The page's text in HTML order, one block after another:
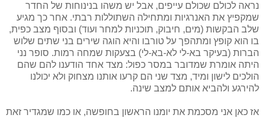
נראה לכולם שכולם עייפים, אבל יש משהו בנינוחות של החדר
שמקפיץ את האנרגיות ומתחילה השתוללות רבתי. אחר כך מגיע
שלב הבקשות (מים, חיבוק, תוכניות למחר ועוד) ובסוף מצב כפית,
בו הוא קופץ ומתהפך על טורבו והיא הוגה שירים בני שתים שלוש
הברות (בעיקר בא-לי לא-בא-לי) בצעקות שמחה רמות. סופר נני
היתה אומרת שמדובר במסר כפול: מצד אחד הודענו להם שהם
הולכים לישון ומיד, מצד שני הם קרעו אותנו מצחוק ולא יכולנו
להירגע ולהביא אותם למצב שינה.
אז כאן אני מסכמת את יומנו הראשון בחופשה, או כמו שמגדיר זאת